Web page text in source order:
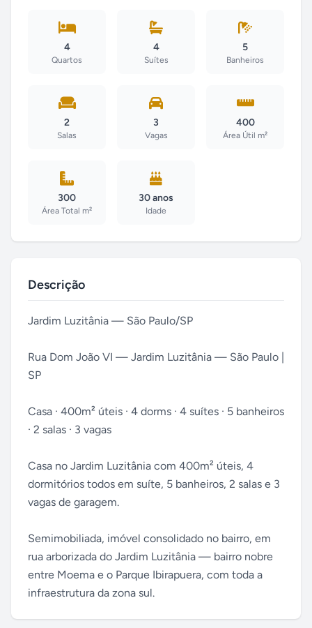
4
Quartos
4
Suítes
5
Banheiros
2
Salas
3
Vagas
400
Área Útil m²
300
Área Total m²
30 anos
Idade
Descrição
Jardim Luzitânia — São Paulo/SP
Rua Dom João VI — Jardim Luzitânia — São Paulo |
SP
Casa · 400m² úteis · 4 dorms · 4 suítes · 5 banheiros
· 2 salas · 3 vagas
Casa no Jardim Luzitânia com 400m² úteis, 4
dormitórios todos em suíte, 5 banheiros, 2 salas e 3
vagas de garagem.
Semimobiliada, imóvel consolidado no bairro, em
rua arborizada do Jardim Luzitânia — bairro nobre
entre Moema e o Parque Ibirapuera, com toda a
infraestrutura da zona sul.